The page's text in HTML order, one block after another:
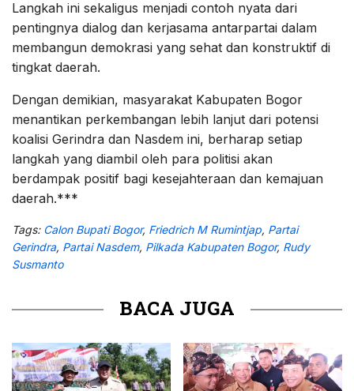
Langkah ini sekaligus menjadi contoh nyata dari
pentingnya dialog dan kerjasama antarpartai dalam
membangun demokrasi yang sehat dan konstruktif di
tingkat daerah.
Dengan demikian, masyarakat Kabupaten Bogor
menantikan perkembangan lebih lanjut dari potensi
koalisi Gerindra dan Nasdem ini, berharap setiap
langkah yang diambil oleh para politisi akan
berdampak positif bagi kesejahteraan dan kemajuan
daerah.***
Tags: Calon Bupati Bogor, Friedrich M Rumintjap, Partai
Gerindra, Partai Nasdem, Pilkada Kabupaten Bogor, Rudy
Susmanto
BACA JUGA